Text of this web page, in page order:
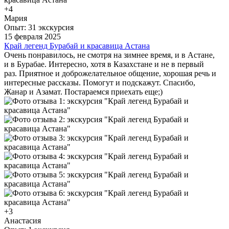
+4
Мария
Опыт: 31 экскурсия
15 февраля 2025
Край легенд Бурабай и красавица Астана
Очень понравилось, не смотря на зимнее время, и в Астане,
и в Бурабае. Интересно, хотя в Казахстане и не в первый
раз. Приятное и доброжелательное общение, хорошая речь и
интересные рассказы. Помогут и подскажут. Спасибо,
Жанар и Азамат. Постараемся приехать еще;)
+3
Анастасия